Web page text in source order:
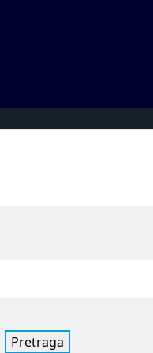
Pretraga